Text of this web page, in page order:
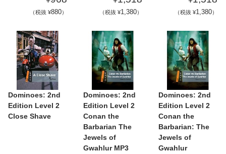
（税抜 ¥880） （税抜 ¥1,380） （税抜 ¥1,380）
Dominoes: 2nd
Edition Level 2
Close Shave
Dominoes: 2nd
Edition Level 2
Conan the
Barbarian The
Jewels of
Gwahlur MP3
Dominoes: 2nd
Edition Level 2
Conan the
Barbarian: The
Jewels of
Gwahlur